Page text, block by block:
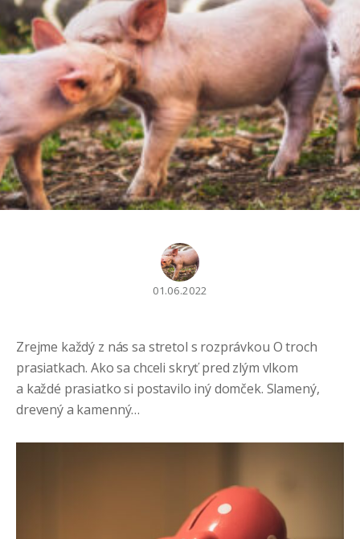
01.06.2022
Zrejme každý z nás sa stretol s rozprávkou O troch
prasiatkach. Ako sa chceli skryť pred zlým vlkom
a každé prasiatko si postavilo iný domček. Slamený,
drevený a kamenný…